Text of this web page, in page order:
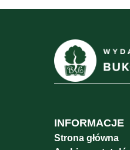
INFORMACJE
Strona główna